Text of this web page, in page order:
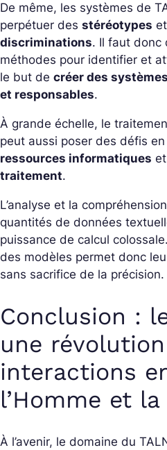
De même, les systèmes de
perpétuer des stéréotypes
discriminations. Il faut donc
méthodes pour identifier et
le but de créer des
et responsables.
À grande échelle, le
peut aussi poser des défis
ressources informatiques
traitement.
L’analyse et la
quantités de données
puissance de calcul
des modèles permet donc
sans sacrifice de la précision.
Conclusion :
une
interactions
l’Homme et
À l’avenir, le domaine du